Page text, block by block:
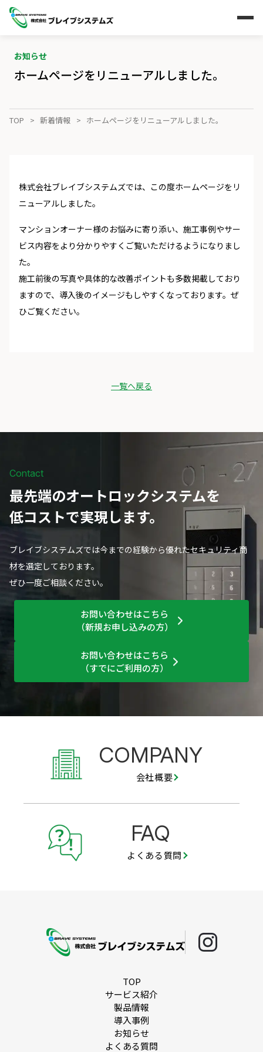
お知らせ
ホームページをリニューアルしました。
TOP 新着情報 ホームページをリニューアルしました。
株式会社ブレイブシステムズでは、この度ホームページをリ
ニューアルしました。
マンションオーナー様のお悩みに寄り添い、施工事例やサー
ビス内容をより分かりやすくご覧いただけるようになりまし
た。
施工前後の写真や具体的な改善ポイントも多数掲載しており
ますので、導入後のイメージもしやすくなっております。ぜ
ひご覧ください。
一覧へ戻る
Contact
最先端のオートロックシステムを
低コストで実現します。
ブレイブシステムズでは今までの経験から優れたセキュリティ商
材を選定しております。
ぜひ一度ご相談ください。
お問い合わせはこちら
（新規お申し込みの方）
お問い合わせはこちら
（すでにご利用の方）
COMPANY
会社概要
FAQ
よくある質問
TOP
サービス紹介
製品情報
導入事例
お知らせ
よくある質問